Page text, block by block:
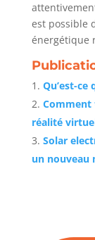
est possible
énergétique
Qu’est-
Comment
réalité
Solar
un nouveau